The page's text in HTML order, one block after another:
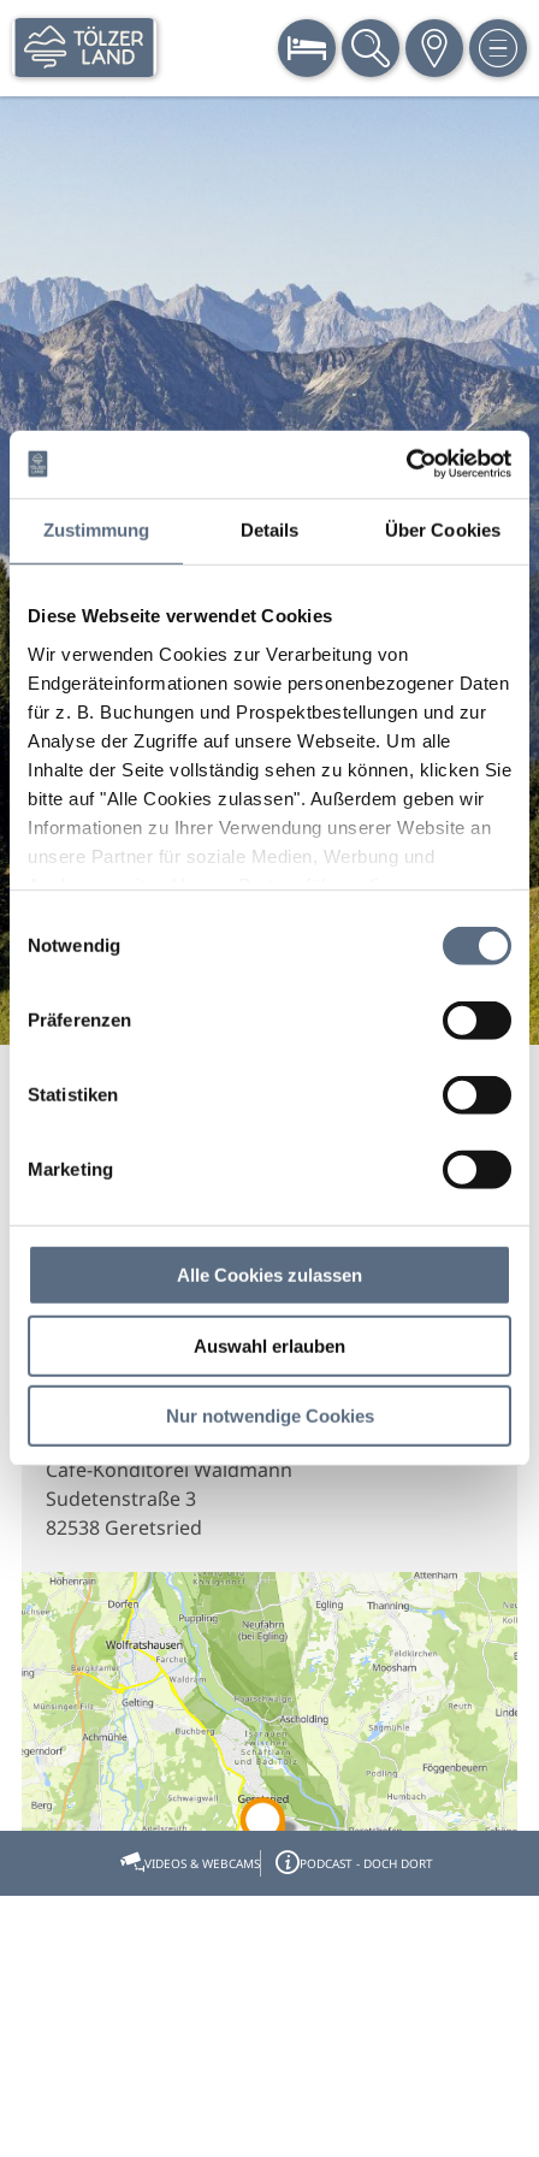
Zustimmung Details Über Cookies
Diese Webseite verwendet Cookies
Wir verwenden Cookies zur Verarbeitung von
Endgeräteinformationen sowie personenbezogener Daten
für z. B. Buchungen und Prospektbestellungen und zur
Analyse der Zugriffe auf unsere Webseite. Um alle
Inhalte der Seite vollständig sehen zu können, klicken Sie
bitte auf "Alle Cookies zulassen". Außerdem geben wir
Informationen zu Ihrer Verwendung unserer Website an
unsere Partner für soziale Medien, Werbung und
zusammen, die Sie ihnen bereitgestellt haben oder die
sie im Rahmen Ihrer Nutzung der Dienste gesammelt
Einwilligungsauswahl
Notwendig
Präferenzen
Statistiken
Marketing
Alle Cookies zulassen
Auswahl erlauben
Nur notwendige Cookies
BUCHEN SUCHE KARTE MENÜ
Waldmann
Cafe-Konditorei Waldmann
Cafe-Konditorei Waldmann
Sudetenstraße 3
82538 Geretsried
VIDEOS & WEBCAMS PODCAST - DOCH DORT